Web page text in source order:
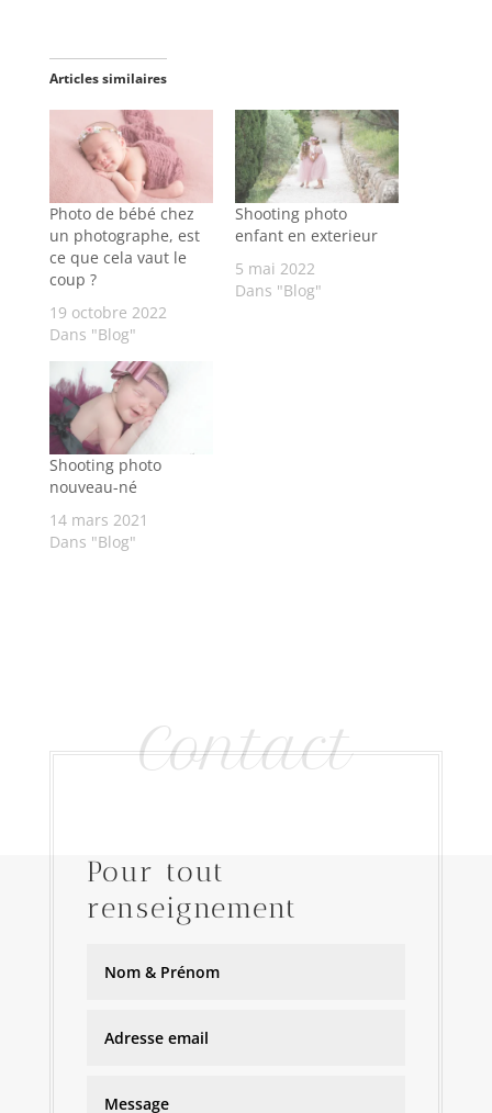
Articles similaires
Photo de bébé chez
un photographe, est
ce que cela vaut le
coup ?
19 octobre 2022
Dans "Blog"
Shooting photo
enfant en exterieur
5 mai 2022
Dans "Blog"
Shooting photo
nouveau-né
14 mars 2021
Dans "Blog"
Contact
Pour tout
renseignement